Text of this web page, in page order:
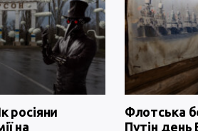
росіяни
на
Флотська
Путін день